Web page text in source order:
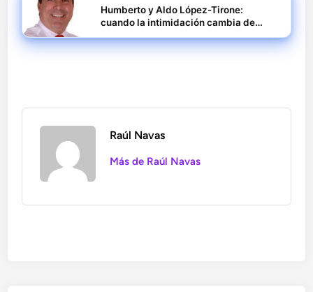
Humberto y Aldo López-Tirone:
cuando la intimidación cambia de
uniforme y se convierte en medio
digital
Raúl Navas
Más de Raúl Navas